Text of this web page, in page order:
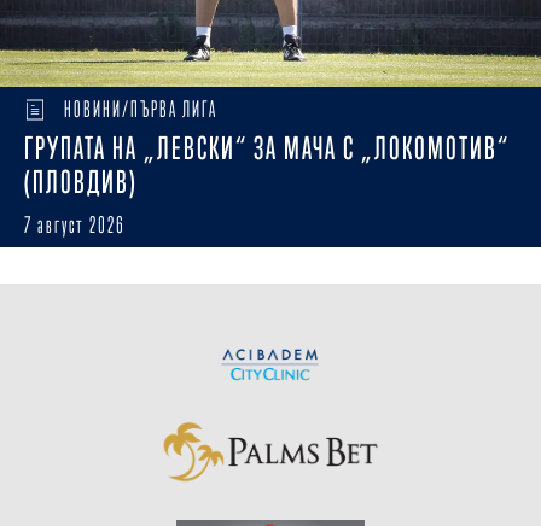
НОВИНИ/ПЪРВА ЛИГА
ГРУПАТА НА „ЛЕВСКИ“ ЗА МАЧА С „ЛОКОМОТИВ“
(ПЛОВДИВ)
7 август 2026